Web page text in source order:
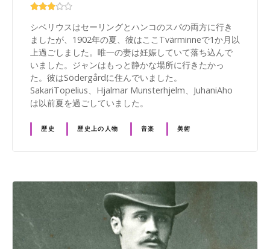
シベリウスはセーリングとハンコのスパの両方に行き
ましたが、1902年の夏、彼はここTvärminneで1か月以
上過ごしました。唯一の妻は妊娠していて落ち込んで
いました。ジャンはもっと静かな場所に行きたかっ
た。彼はSödergårdに住んでいました。
SakariTopelius、Hjalmar Munsterhjelm、JuhaniAho
は以前夏を過ごしていました。
歴史 歴史上の人物 音楽 美術